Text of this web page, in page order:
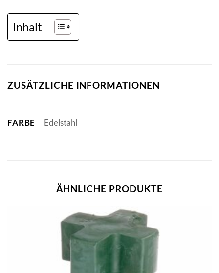
Inhalt
ZUSÄTZLICHE INFORMATIONEN
FARBE Edelstahl
ÄHNLICHE PRODUKTE